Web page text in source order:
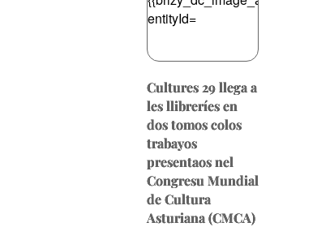
Cultures 29 llega a
les llibreríes en
dos tomos colos
trabayos
presentaos nel
Congresu Mundial
de Cultura
Asturiana (CMCA)